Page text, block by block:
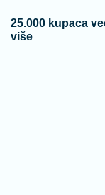
25.000 kupaca
više